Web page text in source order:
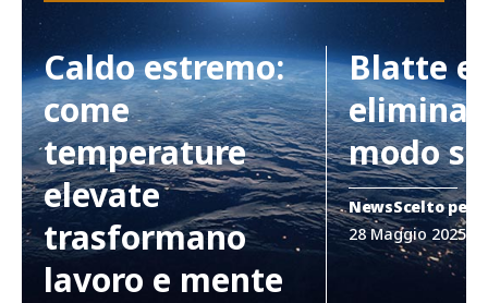
Caldo estremo:
come
temperature
elevate
trasformano
lavoro e mente
Blatte e
modo
NewsScelto per
28 Maggio 2025